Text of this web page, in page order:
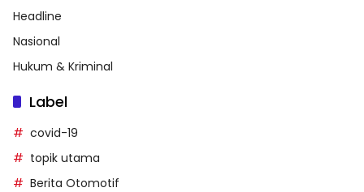
Headline
Nasional
Hukum & Kriminal
Label
covid-19
topik utama
Berita Otomotif